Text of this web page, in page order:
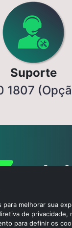
para melhorar sua
de privacidade,
para definir os
Suporte
1807